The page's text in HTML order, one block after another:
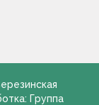
Группа